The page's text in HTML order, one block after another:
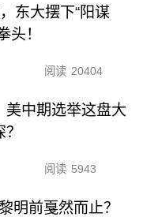
东大摆下“阳谋
头！
阅读 20404
美中期选举这盘大
阅读 5943
明前戛然而止？